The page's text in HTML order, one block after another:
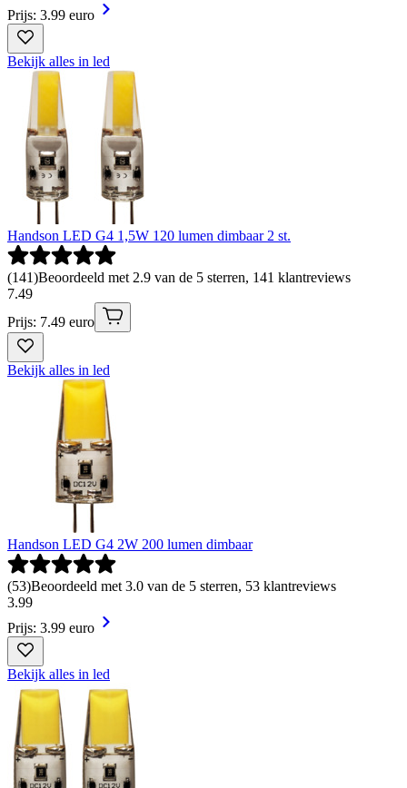
Prijs: 3.99 euro
Bekijk alles in led
Handson LED G4 1,5W 120 lumen dimbaar 2 st.
(141)Beoordeeld met 2.9 van de 5 sterren, 141 klantreviews
7.49
Prijs: 7.49 euro
Bekijk alles in led
Handson LED G4 2W 200 lumen dimbaar
(53)Beoordeeld met 3.0 van de 5 sterren, 53 klantreviews
3.99
Prijs: 3.99 euro
Bekijk alles in led